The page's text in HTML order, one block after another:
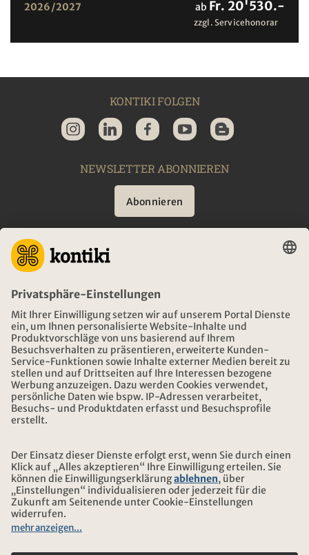
2026/2027 ab Fr. 20'530.-
zzgl. Servicehonorar
KONTIKI FOLGEN
NEWSLETTER ABONNIEREN
Abonnieren
BERATUNG
NOTFALL AUF REISEN
ÖFFNUNGSZEITEN KONTIKI REISEN
DOWNLOAD UND LINKS
ADRESSE
ÜBER KONTIKI
UNSERE PARTNER